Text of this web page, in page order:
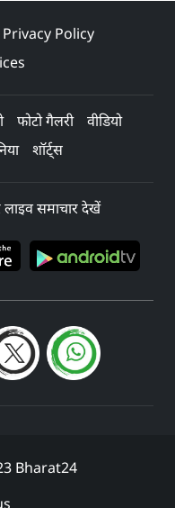
Privacy Policy
फोटो गैलरी
वीडियो
शॉर्ट्स
समाचार देखें
Bharat24